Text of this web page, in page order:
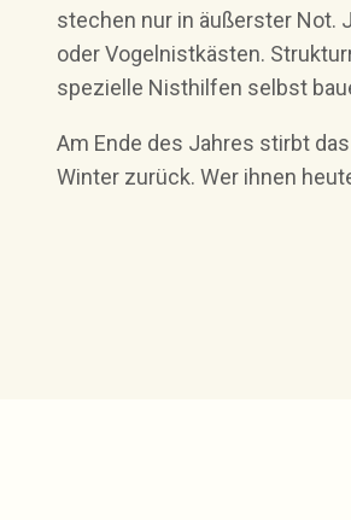
stechen nur in äußerster Not.
oder Vogelnistkästen.
spezielle Nisthilfen selbst
Am Ende des Jahres stirbt
Winter zurück. Wer ihnen